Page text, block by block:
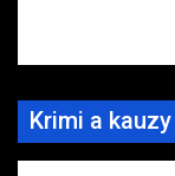
Krimi a kauzy